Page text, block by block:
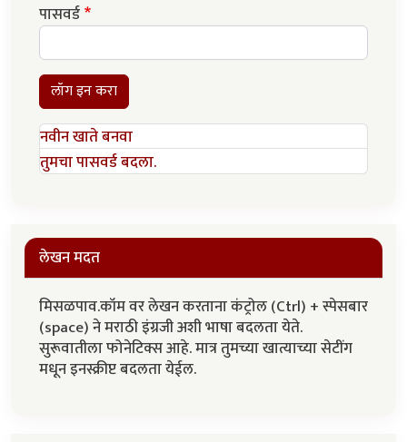
पासवर्ड
लॉग इन करा
नवीन खाते बनवा
तुमचा पासवर्ड बदला.
लेखन मदत
मिसळपाव.कॉम वर लेखन करताना कंट्रोल (Ctrl) + स्पेसबार
(space) ने मराठी इंग्रजी अशी भाषा बदलता येते.
सुरूवातीला फोनेटिक्स आहे. मात्र तुमच्या खात्याच्या सेटींग
मधून इनस्क्रीप्ट बदलता येईल.